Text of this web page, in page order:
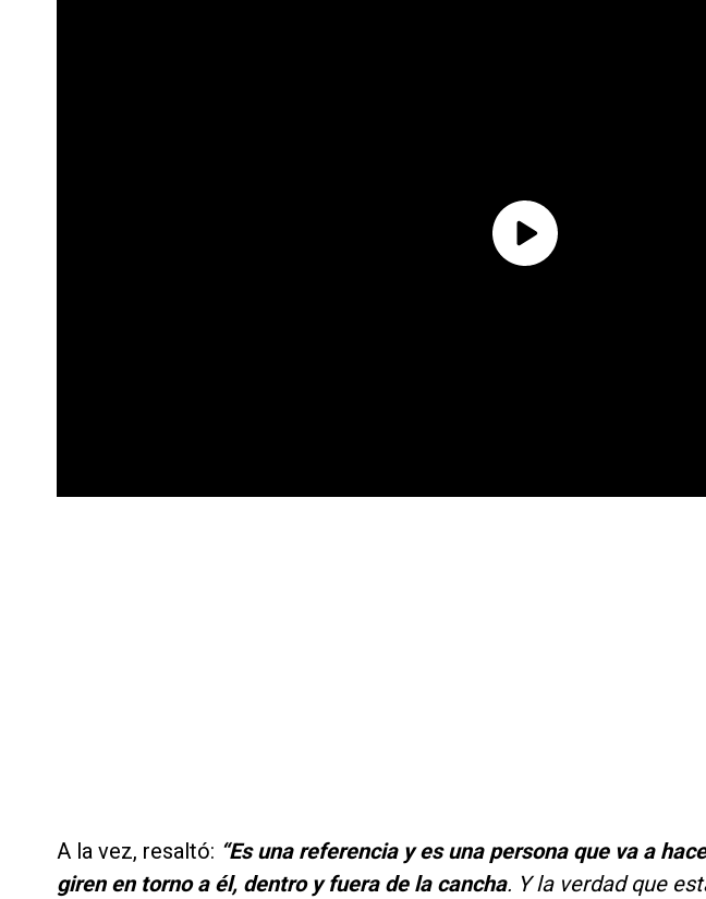
A la vez, resaltó: “Es una referencia y es una persona que va a
giren en torno a él, dentro y fuera de la cancha. Y la verdad que